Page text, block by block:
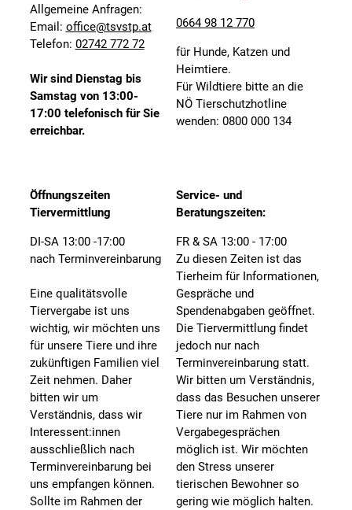
Allgemeine Anfragen:
Email: office@tsvstp.at
Telefon: 02742 772 72
Wir sind Dienstag bis
Samstag von 13:00-
17:00 telefonisch für Sie
erreichbar.
0664 98 12 770
für Hunde, Katzen und
Heimtiere.
Für Wildtiere bitte an die
NÖ Tierschutzhotline
wenden: 0800 000 134
Öffnungszeiten
Tiervermittlung
DI-SA 13:00 -17:00
nach Terminvereinbarung
Eine qualitätsvolle
Tiervergabe ist uns
wichtig, wir möchten uns
für unsere Tiere und ihre
zukünftigen Familien viel
Zeit nehmen. Daher
bitten wir um
Verständnis, dass wir
Interessent:innen
ausschließlich nach
Terminvereinbarung bei
uns empfangen können.
Sollte im Rahmen der
Service- und
Beratungszeiten:
FR & SA 13:00 - 17:00
Zu diesen Zeiten ist das
Tierheim für Informationen,
Gespräche und
Spendenabgaben geöffnet.
Die Tiervermittlung findet
jedoch nur nach
Terminvereinbarung statt.
Wir bitten um Verständnis,
dass das Besuchen unserer
Tiere nur im Rahmen von
Vergabegesprächen
möglich ist. Wir möchten
den Stress unserer
tierischen Bewohner so
gering wie möglich halten.